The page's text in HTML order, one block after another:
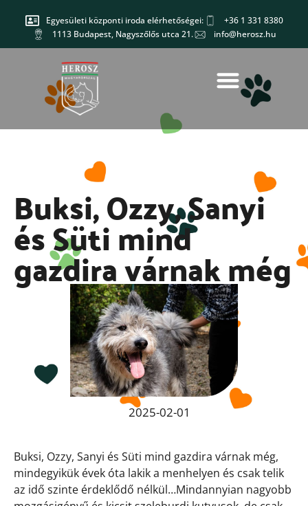
Egyesületi központi iroda elérhetőségei:
+36 1 331 8380
1113 Budapest, Nagyszőlős utca 21.
info@herosz.hu
Buksi, Ozzy, Sanyi
és Süti mind
gazdira várnak még
2025-02-01
Buksi, Ozzy, Sanyi és Süti mind gazdira várnak még,
mindegyikük évek óta lakik a menhelyen és csak telik
az idő szinte érdeklődő nélkül…Mindannyian nagyobb